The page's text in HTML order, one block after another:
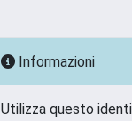
Informazioni
Utilizza questo